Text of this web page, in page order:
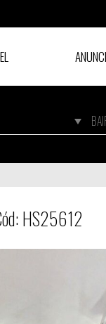
HS25612
HS25612